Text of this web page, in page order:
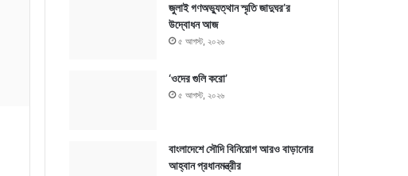
জুলাই গণঅভ্যুত্থান স্মৃতি জাদুঘর’র
উদ্বোধন আজ
৫ আগস্ট, ২০২৬
‘ওদের গুলি করো’
৫ আগস্ট, ২০২৬
বাংলাদেশে সৌদি বিনিয়োগ আরও বাড়ানোর
আহ্বান প্রধানমন্ত্রীর